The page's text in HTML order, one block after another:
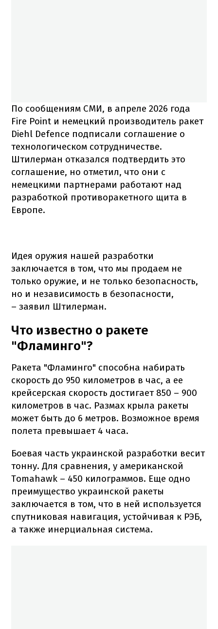
По сообщениям СМИ, в апреле 2026 года
Fire Point и немецкий производитель ракет
Diehl Defence подписали соглашение о
технологическом сотрудничестве.
Штилерман отказался подтвердить это
соглашение, но отметил, что они с
немецкими партнерами работают над
разработкой противоракетного щита в
Европе.
Идея оружия нашей разработки
заключается в том, что мы продаем не
только оружие, и не только безопасность,
но и независимость в безопасности,
– заявил Штилерман.
Что известно о ракете
"Фламинго"?
Ракета "Фламинго" способна набирать
скорость до 950 километров в час, а ее
крейсерская скорость достигает 850 – 900
километров в час. Размах крыла ракеты
может быть до 6 метров. Возможное время
полета превышает 4 часа.
Боевая часть украинской разработки весит
тонну. Для сравнения, у американской
Tomahawk – 450 килограммов. Еще одно
преимущество украинской ракеты
заключается в том, что в ней используется
спутниковая навигация, устойчивая к РЭБ,
а также инерциальная система.